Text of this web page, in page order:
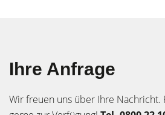
Ihre Anfrage
Wir freuen uns über Ihre Nachricht.